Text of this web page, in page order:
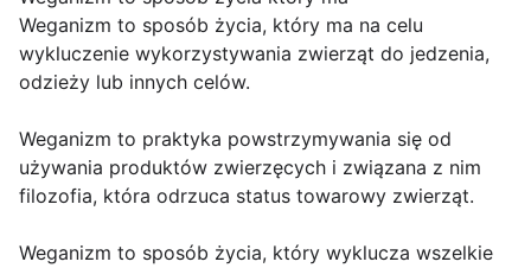
Weganizm to sposób życia, który ma na celu
wykluczenie wykorzystywania zwierząt do jedzenia,
odzieży lub innych celów.
Weganizm to praktyka powstrzymywania się od
używania produktów zwierzęcych i związana z nim
filozofia, która odrzuca status towarowy zwierząt.
Weganizm to sposób życia, który wyklucza wszelkie